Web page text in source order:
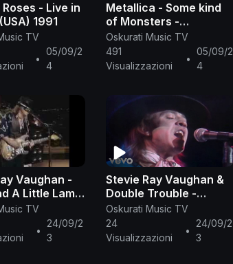
- Live in
1991
TV
•
05/09/2
4
Metallica - Some kind
of Monsters -
Documentario SUB-ITA
Oskurati Music TV
491
Visualizzazioni
•
05/09/2
4
Vaughan -
A Little Lamb
TV
•
24/09/2
3
Stevie Ray Vaughan &
Double Trouble -
Voodoo Chile (Live
From Austin, TX)
Oskurati Music TV
24
Visualizzazioni
•
24/09/2
3